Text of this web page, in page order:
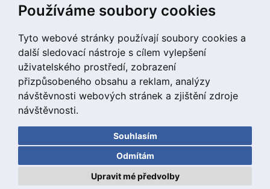
Používáme soubory cookies
Tyto webové stránky používají soubory cookies a
další sledovací nástroje s cílem vylepšení
uživatelského prostředí, zobrazení
přizpůsobeného obsahu a reklam, analýzy
návštěvnosti webových stránek a zjištění zdroje
návštěvnosti.
Souhlasím
Odmítám
Upravit mé předvolby
+421 907 780 034
Copyright © 2020 DD PNEU s.r.o. Všetky práva vyhradené.
Designed by